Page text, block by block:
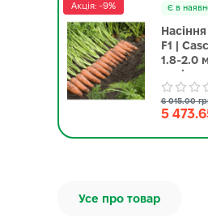
Акція: -9% Є в
F1 |
1.8-2.0
насінин
6 015.00
5
Усе про товар